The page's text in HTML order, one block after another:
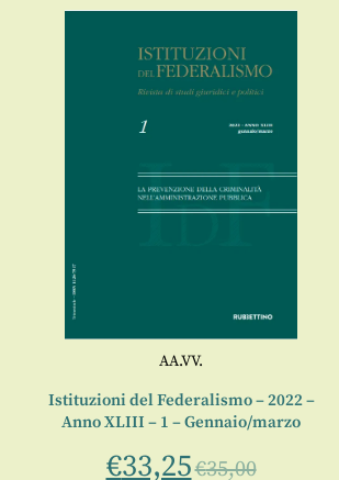
AA.VV.
Istituzioni del Federalismo – 2022 –
Anno XLIII – 1 – Gennaio/marzo
€33,25€35,00